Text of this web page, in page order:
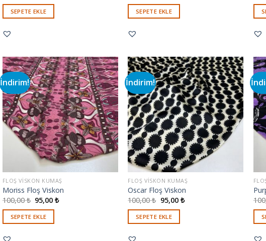
SEPETE EKLE SEPETE EKLE
İndirim!
FLOŞ VISKON KUMAŞ
Moriss Floş Viskon
100,00₺ 95,00₺
SEPETE EKLE
İndirim!
FLOŞ VISKON KUMAŞ
Oscar Floş Viskon
100,00₺ 95,00 ₺
SEPETE EKLE